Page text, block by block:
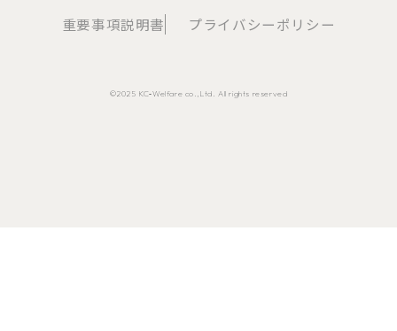
重要事項説明書 プライバシーポリシー
©2025 KC‐Welfare co.,Ltd. All rights reserved